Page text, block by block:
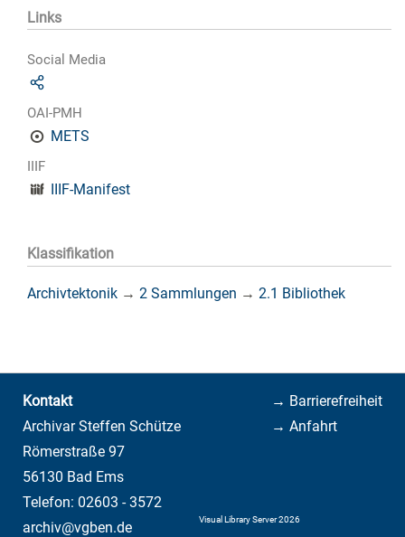
Links
Social Media
OAI-PMH
METS
IIIF
IIIF-Manifest
Klassifikation
Archivtektonik → 2 Sammlungen → 2.1 Bibliothek
→ Barrierefreiheit
→ Anfahrt
Kontakt
Archivar Steffen Schütze
Römerstraße 97
56130 Bad Ems
Telefon: 02603 - 3572
archiv@vgben.de
Visual Library Server 2026